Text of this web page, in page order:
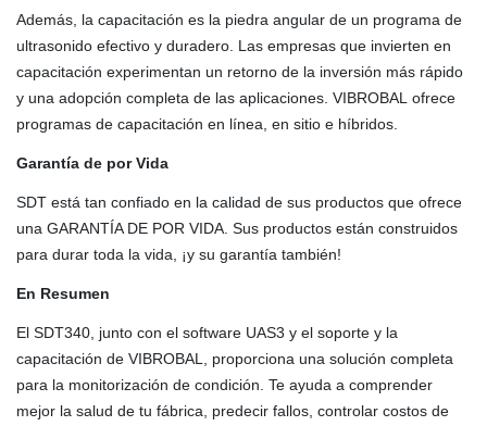
Además, la capacitación es la piedra angular de un programa de
ultrasonido efectivo y duradero. Las empresas que invierten en
capacitación experimentan un retorno de la inversión más rápido
y una adopción completa de las aplicaciones. VIBROBAL ofrece
programas de capacitación en línea, en sitio e híbridos.
Garantía de por Vida
SDT está tan confiado en la calidad de sus productos que ofrece
una GARANTÍA DE POR VIDA. Sus productos están construidos
para durar toda la vida, ¡y su garantía también!
En Resumen
El SDT340, junto con el software UAS3 y el soporte y la
capacitación de VIBROBAL, proporciona una solución completa
para la monitorización de condición. Te ayuda a comprender
mejor la salud de tu fábrica, predecir fallos, controlar costos de